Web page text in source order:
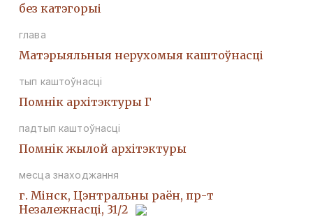
без катэгорыі
глава
Матэрыяльныя нерухомыя каштоўнасці
тып каштоўнасці
Помнiк архiтэктуры Г
падтып каштоўнасці
Помнiк жылой архiтэктуры
месца знаходжання
г. Мінск, Цэнтральны раён, пр-т
Незалежнасці, 31/2